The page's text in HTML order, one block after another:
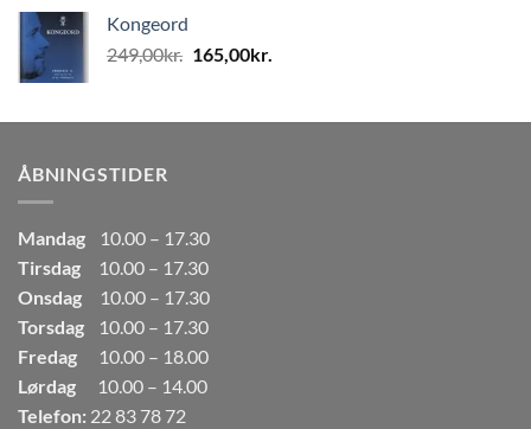
var:
80,00kr..50,00kr..
Kongeord
249,00kr. Den
var:
165,00kr.
er:
ÅBNINGSTIDER
Mandag
10.00 – 17.30
Tirsdag
10.00 – 17.30
Onsdag
10.00 – 17.30
Torsdag
10.00 – 17.30
Fredag
10.00 – 18.00
Lørdag
10.00 – 14.00
Telefon: 22 83 78 72